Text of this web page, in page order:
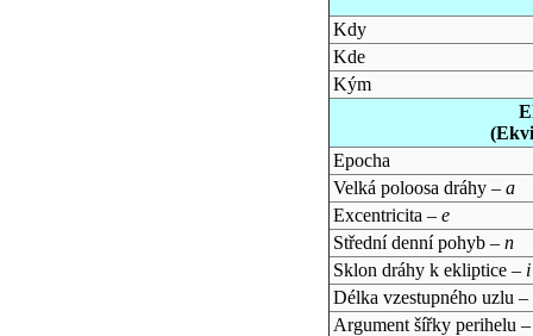
Kdy
Kde
Kým
Epocha
Velká poloosa dráhy – a
Excentricita – e
Střední denní pohyb – n
Sklon dráhy k ekliptice – i
Délka vzestupného uzlu –
Argument šířky perihelu